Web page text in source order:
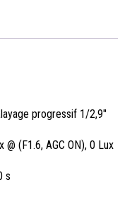
progressif 1/2,9″
@ (F1.6, AGC ON), 0 Lux
s